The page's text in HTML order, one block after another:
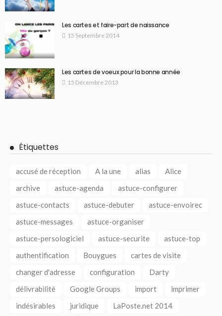
Les cartes et faire-part de naissance
15 Septembre 2014
Les cartes de voeux pour la bonne année
15 Décembre 2013
Étiquettes
accusé de réception A la une alias
Alice
archive
astuce-agenda
astuce-configurer
astuce-contacts
astuce-debuter
astuce-envoirec
astuce-messages
astuce-organiser
astuce-persologiciel
astuce-securite
astuce-top
authentification
Bouygues
cartes de visite
changer d'adresse
configuration
Darty
délivrabilité
Google Groups import
imprimer
indésirables
juridique
LaPoste.net 2014